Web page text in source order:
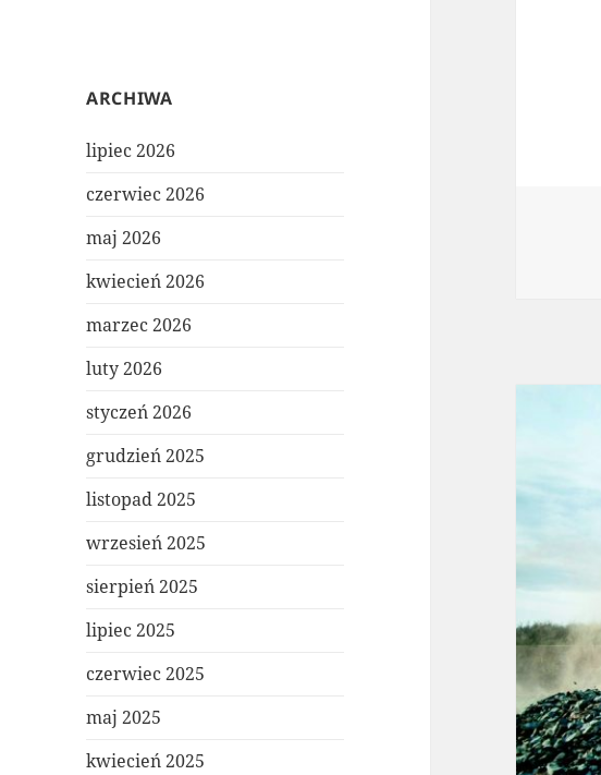
ARCHIWA
lipiec 2026
czerwiec 2026
maj 2026
kwiecień 2026
marzec 2026
luty 2026
styczeń 2026
grudzień 2025
listopad 2025
wrzesień 2025
sierpień 2025
lipiec 2025
czerwiec 2025
maj 2025
kwiecień 2025